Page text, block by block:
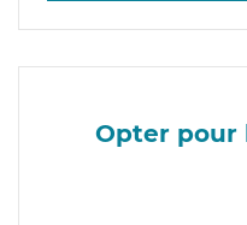
Opter pour